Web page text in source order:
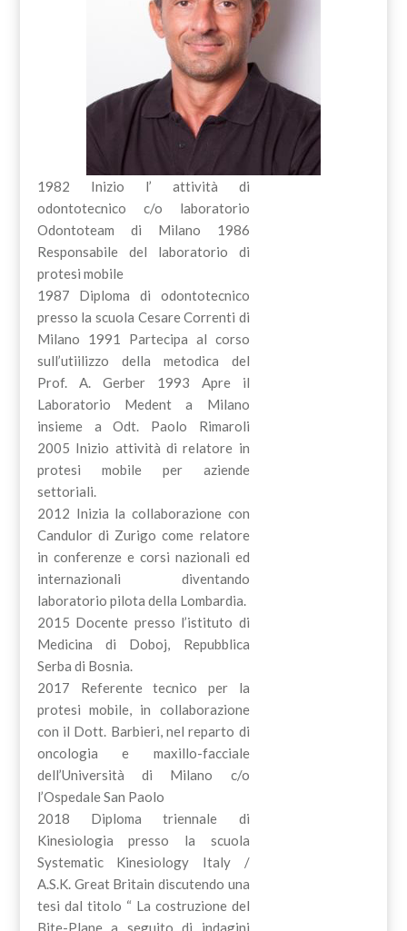
1982 Inizio l’ attività di
odontotecnico c/o laboratorio
Odontoteam di Milano 1986
Responsabile del laboratorio di
protesi mobile
1987 Diploma di odontotecnico
presso la scuola Cesare Correnti di
Milano 1991 Partecipa al corso
sull’utiilizzo della metodica del
Prof. A. Gerber 1993 Apre il
Laboratorio Medent a Milano
insieme a Odt. Paolo Rimaroli
2005 Inizio attività di relatore in
protesi mobile per aziende
settoriali.
2012 Inizia la collaborazione con
Candulor di Zurigo come relatore
in conferenze e corsi nazionali ed
internazionali diventando
laboratorio pilota della Lombardia.
2015 Docente presso l’istituto di
Medicina di Doboj, Repubblica
Serba di Bosnia.
2017 Referente tecnico per la
protesi mobile, in collaborazione
con il Dott. Barbieri, nel reparto di
oncologia e maxillo-facciale
dell’Università di Milano c/o
l’Ospedale San Paolo
2018 Diploma triennale di
Kinesiologia presso la scuola
Systematic Kinesiology Italy /
A.S.K. Great Britain discutendo una
tesi dal titolo “ La costruzione del
Bite-Plane a seguito di indagini